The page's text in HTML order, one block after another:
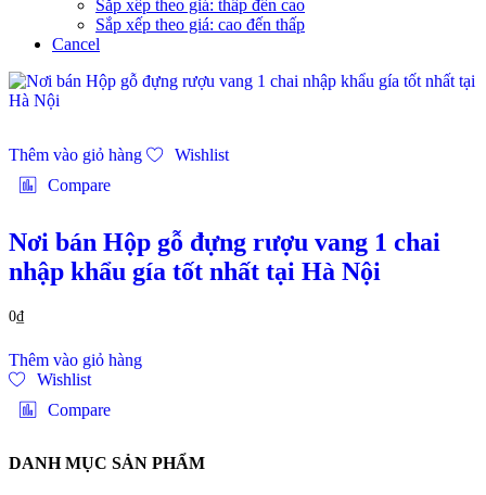
Sắp xếp theo giá: thấp đến cao
Sắp xếp theo giá: cao đến thấp
Cancel
Thêm vào giỏ hàng
Wishlist
Compare
Nơi bán Hộp gỗ đựng rượu vang 1 chai
nhập khẩu gía tốt nhất tại Hà Nội
0₫
Thêm vào giỏ hàng
Wishlist
Compare
DANH MỤC SẢN PHẨM